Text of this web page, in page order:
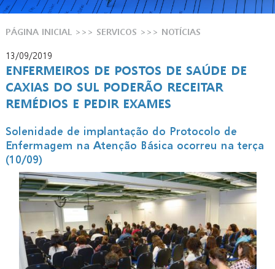
PÁGINA INICIAL >>> SERVICOS >>> NOTÍCIAS
13/09/2019
ENFERMEIROS DE POSTOS DE SAÚDE DE
CAXIAS DO SUL PODERÃO RECEITAR
REMÉDIOS E PEDIR EXAMES
Solenidade de implantação do Protocolo de
Enfermagem na Atenção Básica ocorreu na terça
(10/09)